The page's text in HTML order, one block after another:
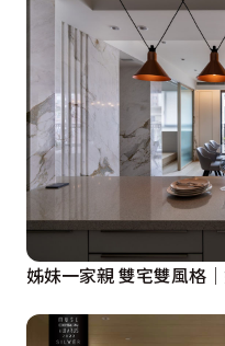
姊妹一家親 雙宅雙風格